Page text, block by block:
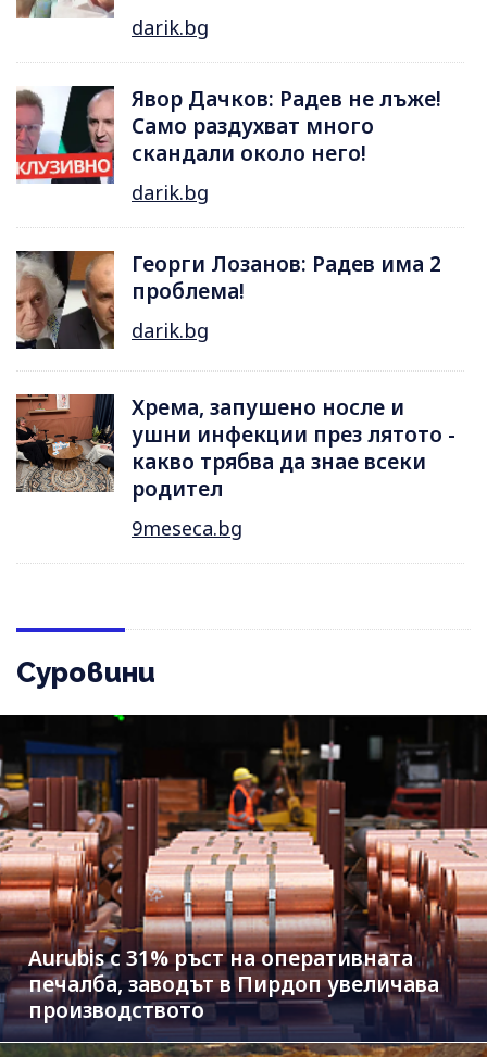
darik.bg
Явор Дачков: Радев не лъже!
Само раздухват много
скандали около него!
darik.bg
Георги Лозанов: Радев има 2
проблема!
darik.bg
Хрема, запушено носле и
ушни инфекции през лятотo -
какво трябва да знае всеки
родител
9meseca.bg
Суровини
Aurubis с 31% ръст на оперативната
печалба, заводът в Пирдоп увеличава
производството